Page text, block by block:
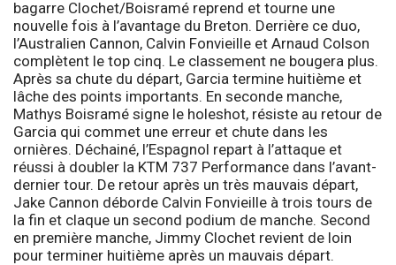
bagarre Clochet/Boisramé reprend et tourne une
nouvelle fois à l’avantage du Breton. Derrière ce duo,
l’Australien Cannon, Calvin Fonvieille et Arnaud Colson
complètent le top cinq. Le classement ne bougera plus.
Après sa chute du départ, Garcia termine huitième et
lâche des points importants. En seconde manche,
Mathys Boisramé signe le holeshot, résiste au retour de
Garcia qui commet une erreur et chute dans les
ornières. Déchainé, l’Espagnol repart à l’attaque et
réussi à doubler la KTM 737 Performance dans l’avant-
dernier tour. De retour après un très mauvais départ,
Jake Cannon déborde Calvin Fonvieille à trois tours de
la fin et claque un second podium de manche. Second
en première manche, Jimmy Clochet revient de loin
pour terminer huitième après un mauvais départ.